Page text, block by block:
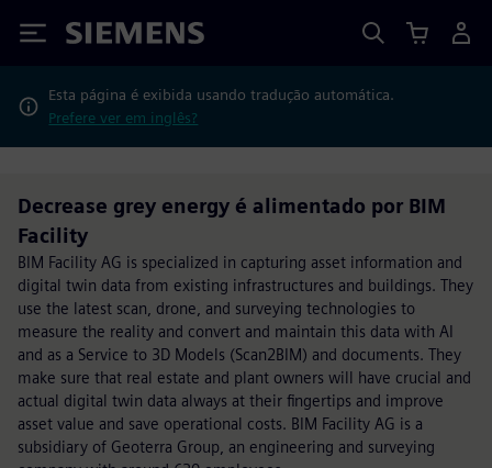
Siemens
Esta página é exibida usando tradução automática.
Prefere ver em inglês?
Decrease grey energy é alimentado por BIM
Facility
BIM Facility AG is specialized in capturing asset information and
digital twin data from existing infrastructures and buildings. They
use the latest scan, drone, and surveying technologies to
measure the reality and convert and maintain this data with AI
and as a Service to 3D Models (Scan2BIM) and documents. They
make sure that real estate and plant owners will have crucial and
actual digital twin data always at their fingertips and improve
asset value and save operational costs. BIM Facility AG is a
subsidiary of Geoterra Group, an engineering and surveying